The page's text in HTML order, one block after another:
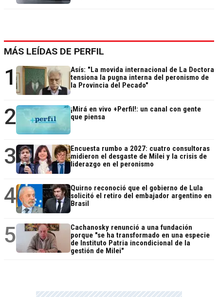
MÁS LEÍDAS DE PERFIL
1
Asís: "La movida internacional de La Doctora
tensiona la pugna interna del peronismo de
la Provincia del Pecado"
2
¡Mirá en vivo +Perfil!: un canal con gente
que piensa
3
Encuesta rumbo a 2027: cuatro consultoras
midieron el desgaste de Milei y la crisis de
liderazgo en el peronismo
4
Quirno reconoció que el gobierno de Lula
solicitó el retiro del embajador argentino en
Brasil
5
Cachanosky renunció a una fundación
porque "se ha transformado en una especie
de Instituto Patria incondicional de la
gestión de Milei"